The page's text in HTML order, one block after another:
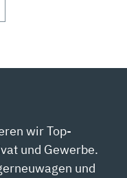
wir Top-
und Gewerbe.
und